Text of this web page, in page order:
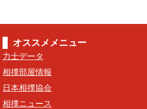
オススメメニュー
力士データ
相撲部屋情報
日本相撲協会
相撲ニュース